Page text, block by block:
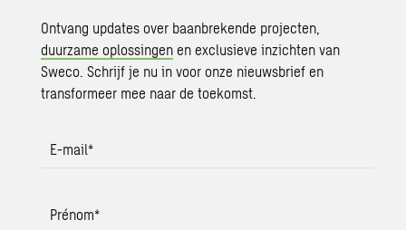
Ontvang updates over baanbrekende projecten,
duurzame oplossingen en exclusieve inzichten van
Sweco. Schrijf je nu in voor onze nieuwsbrief en
transformeer mee naar de toekomst.
E-mail*
Prénom*